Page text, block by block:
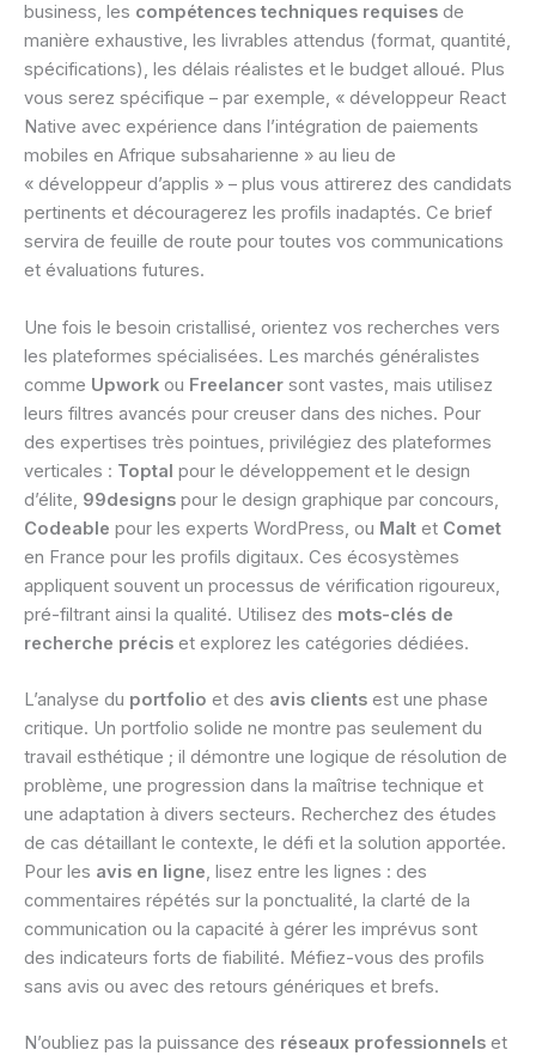
business, les compétences techniques requises de
manière exhaustive, les livrables attendus (format, quantité,
spécifications), les délais réalistes et le budget alloué. Plus
vous serez spécifique – par exemple, « développeur React
Native avec expérience dans l’intégration de paiements
mobiles en Afrique subsaharienne » au lieu de
« développeur d’applis » – plus vous attirerez des candidats
pertinents et découragerez les profils inadaptés. Ce brief
servira de feuille de route pour toutes vos communications
et évaluations futures.
Une fois le besoin cristallisé, orientez vos recherches vers
les plateformes spécialisées. Les marchés généralistes
comme Upwork ou Freelancer sont vastes, mais utilisez
leurs filtres avancés pour creuser dans des niches. Pour
des expertises très pointues, privilégiez des plateformes
verticales : Toptal pour le développement et le design
d’élite, 99designs pour le design graphique par concours,
Codeable pour les experts WordPress, ou Malt et Comet
en France pour les profils digitaux. Ces écosystèmes
appliquent souvent un processus de vérification rigoureux,
pré-filtrant ainsi la qualité. Utilisez des mots-clés de
recherche précis et explorez les catégories dédiées.
L’analyse du portfolio et des avis clients est une phase
critique. Un portfolio solide ne montre pas seulement du
travail esthétique ; il démontre une logique de résolution de
problème, une progression dans la maîtrise technique et
une adaptation à divers secteurs. Recherchez des études
de cas détaillant le contexte, le défi et la solution apportée.
Pour les avis en ligne, lisez entre les lignes : des
commentaires répétés sur la ponctualité, la clarté de la
communication ou la capacité à gérer les imprévus sont
des indicateurs forts de fiabilité. Méfiez-vous des profils
sans avis ou avec des retours génériques et brefs.
N’oubliez pas la puissance des réseaux professionnels et